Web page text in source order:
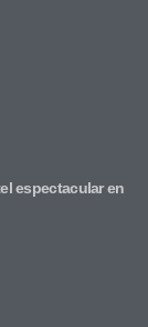
espectacular en